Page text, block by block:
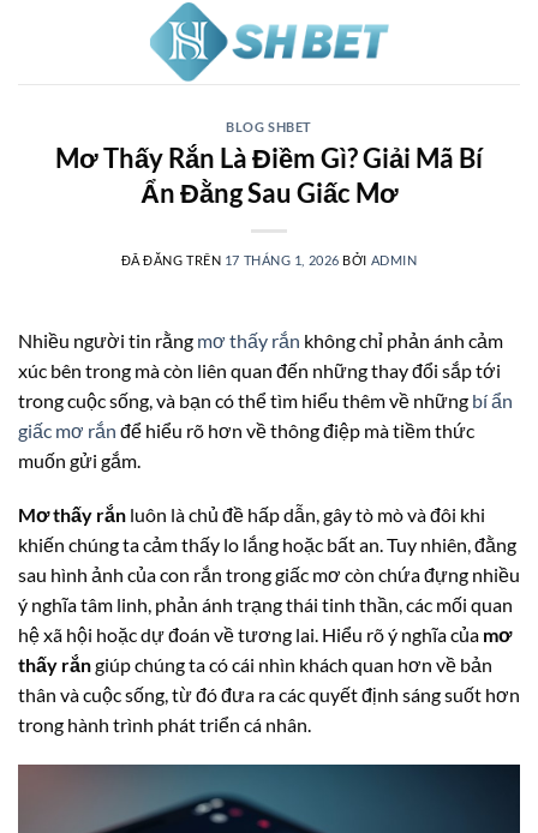
BLOG SHBET
Mơ Thấy Rắn Là Điềm Gì? Giải Mã Bí
Ẩn Đằng Sau Giấc Mơ
ĐÃ ĐĂNG TRÊN 17 THÁNG 1, 2026 BỞI ADMIN
Nhiều người tin rằng mơ thấy rắn không chỉ phản ánh cảm
xúc bên trong mà còn liên quan đến những thay đổi sắp tới
trong cuộc sống, và bạn có thể tìm hiểu thêm về những bí ẩn
giấc mơ rắn để hiểu rõ hơn về thông điệp mà tiềm thức
muốn gửi gắm.
Mơ thấy rắn luôn là chủ đề hấp dẫn, gây tò mò và đôi khi
khiến chúng ta cảm thấy lo lắng hoặc bất an. Tuy nhiên, đằng
sau hình ảnh của con rắn trong giấc mơ còn chứa đựng nhiều
ý nghĩa tâm linh, phản ánh trạng thái tinh thần, các mối quan
hệ xã hội hoặc dự đoán về tương lai. Hiểu rõ ý nghĩa của mơ
thấy rắngiúp chúng ta có cái nhìn khách quan hơn về bản
thân và cuộc sống, từ đó đưa ra các quyết định sáng suốt hơn
trong hành trình phát triển cá nhân.